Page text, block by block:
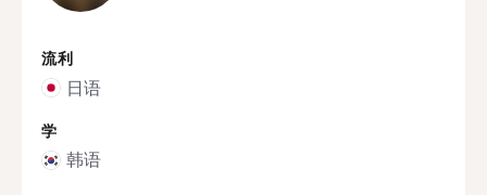
流利
日语
学
韩语